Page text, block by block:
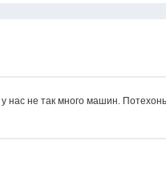
нас не так много машин.